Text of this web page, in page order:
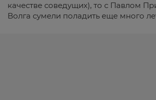
качестве соведущих), то с Павлом
Волга сумели поладить еще много